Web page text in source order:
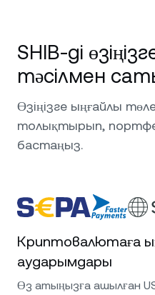
SHIB-ді
тәсілмен
Өзіңізге ыңғайлы
толықтырып,
бастаңыз.
Криптовалютаға
аударымдары
Өз атыңызға ашылған